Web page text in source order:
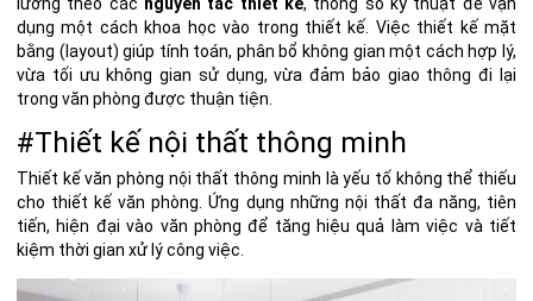
dụng một cách khoa học vào trong thiết kế. Việc thiết kế mặt
bằng (layout) giúp tính toán, phân bổ không gian một cách hợp lý,
vừa tối ưu không gian sử dụng, vừa đảm bảo giao thông đi lại
trong văn phòng được thuận tiện.
#Thiết kế nội thất thông minh
Thiết kế văn phòng nội thất thông minh là yếu tố không thể thiếu
cho thiết kế văn phòng. Ứng dụng những nội thất đa năng, tiên
tiến, hiện đại vào văn phòng để tăng hiệu quả làm việc và tiết
kiệm thời gian xử lý công việc.